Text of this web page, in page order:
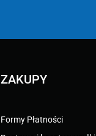
ZAKUPY
Formy Płatności